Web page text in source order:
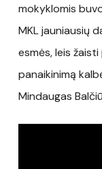
mokyklomis
MKL jauniausių
esmės, leis
panaikinimą
Mindaugas